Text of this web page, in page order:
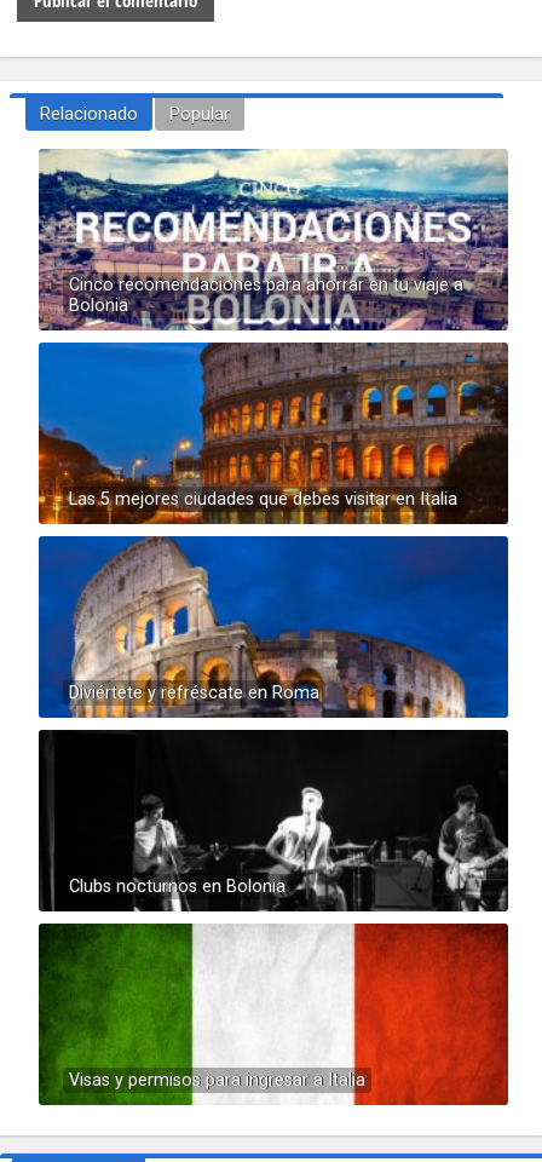
Relacionado Popular
Cinco recomendaciones para ahorrar en tu viaje a
Bolonia
Las 5 mejores ciudades que debes visitar en Italia
Diviértete y refréscate en Roma
Clubs nocturnos en Bolonia
Visas y permisos para ingresar a Italia